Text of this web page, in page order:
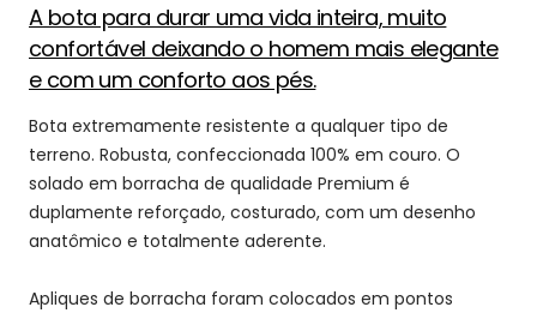
A bota para durar uma vida inteira, muito
confortável deixando o homem mais elegante
e com um conforto aos pés.
Bota extremamente resistente a qualquer tipo de
terreno. Robusta, confeccionada 100% em couro. O
solado em borracha de qualidade Premium é
duplamente reforçado, costurado, com um desenho
anatômico e totalmente aderente.
Apliques de borracha foram colocados em pontos